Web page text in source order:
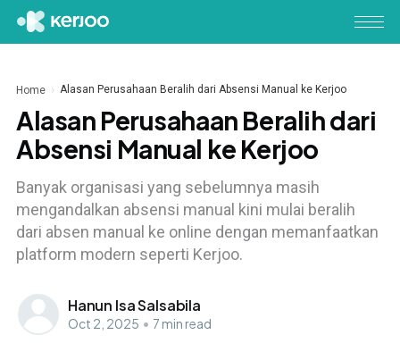
Home Alasan Perusahaan Beralih dari Absensi Manual ke Kerjoo
Alasan Perusahaan Beralih dari
Absensi Manual ke Kerjoo
Banyak organisasi yang sebelumnya masih
mengandalkan absensi manual kini mulai beralih
dari absen manual ke online dengan memanfaatkan
platform modern seperti Kerjoo.
Hanun Isa Salsabila
Oct 2, 2025 • 7 min read